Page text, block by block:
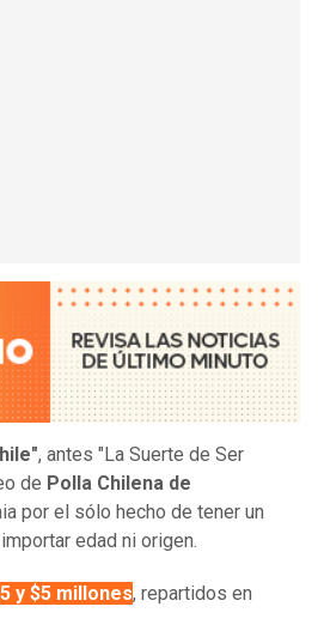
, antes "La Suerte de Ser
de Polla Chilena de
por el sólo hecho de tener un
edad ni origen.
y $5 millones, repartidos en